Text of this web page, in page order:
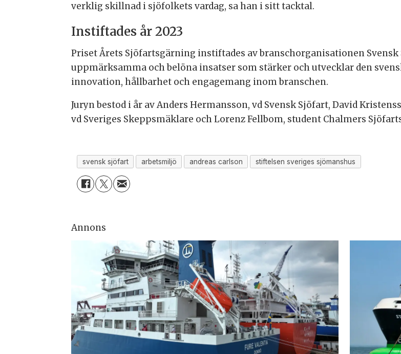
verklig skillnad i sjöfolkets vardag, sa han i sitt tacktal.
Instiftades år 2023
Priset Årets Sjöfartsgärning instiftades av branschorganisationen
uppmärksamma och belöna insatser som stärker och utvecklar den
innovation, hållbarhet och engagemang inom branschen.
Juryn bestod i år av Anders Hermansson, vd Svensk Sjöfart, David
vd Sveriges Skeppsmäklare och Lorenz Fellbom, student Chalmers
svensk sjöfart arbetsmiljö andreas carlson stiftelsen sveriges sjömanshus
Annons